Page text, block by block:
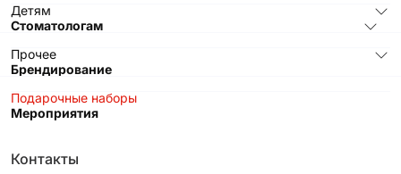
Детям
Прочее
Подарочные наборы
Стоматологам
Брендирование
Мероприятия
Контакты